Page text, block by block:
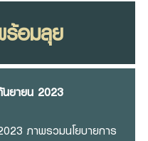
ร้อมลุย
นยายน 2023
ภาพรวมนโยบายการ